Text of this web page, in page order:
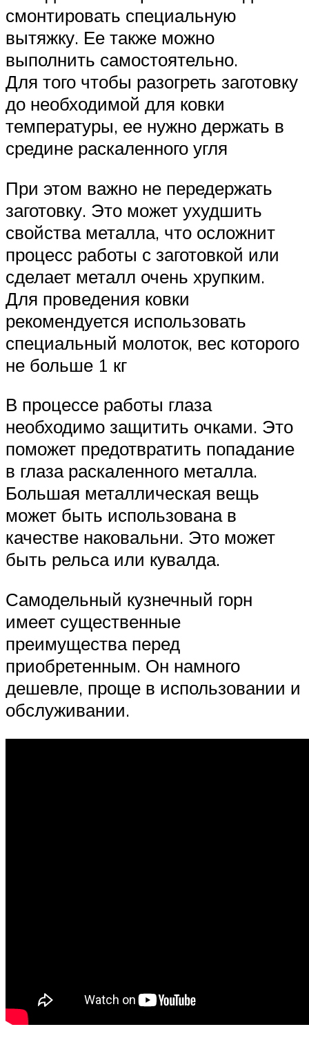
смонтировать специальную
вытяжку. Ее также можно
выполнить самостоятельно.
Для того чтобы разогреть заготовку
до необходимой для ковки
температуры, ее нужно держать в
средине раскаленного угля
При этом важно не передержать
заготовку. Это может ухудшить
свойства металла, что осложнит
процесс работы с заготовкой или
сделает металл очень хрупким.
Для проведения ковки
рекомендуется использовать
специальный молоток, вес которого
не больше 1 кг
В процессе работы глаза
необходимо защитить очками. Это
поможет предотвратить попадание
в глаза раскаленного металла.
Большая металлическая вещь
может быть использована в
качестве наковальни. Это может
быть рельса или кувалда.
Самодельный кузнечный горн
имеет существенные
преимущества перед
приобретенным. Он намного
дешевле, проще в использовании и
обслуживании.